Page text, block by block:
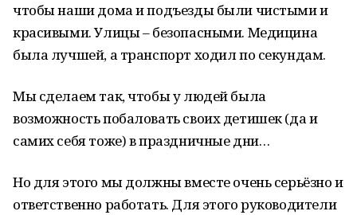
чтобы наши дома и подъезды были чистыми и
красивыми. Улицы – безопасными. Медицина
была лучшей, а транспорт ходил по секундам.
Мы сделаем так, чтобы у людей была
возможность побаловать своих детишек (да и
самих себя тоже) в праздничные дни…
Но для этого мы должны вместе очень серьёзно и
ответственно работать. Для этого руководители